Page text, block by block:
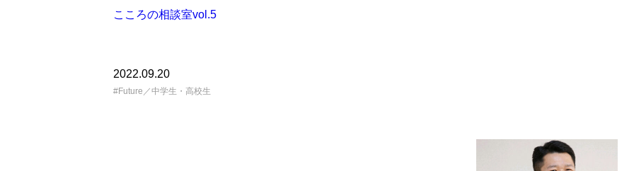
こころの相談室vol.5
2022.09.20
Future／中学生・高校生